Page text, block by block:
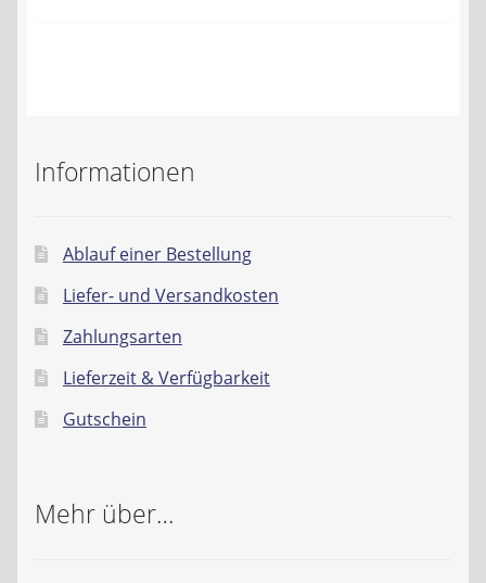
Datenschutzerklärung
Impressum
Informationen
Ablauf einer Bestellung
Liefer- und Versandkosten
Zahlungsarten
Lieferzeit & Verfügbarkeit
Gutschein
Mehr über…